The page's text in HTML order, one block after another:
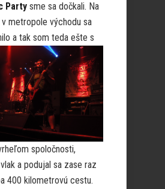
Party sme sa dočkali. Na
metropole východu sa
a tak som teda ešte s
spoločnosti,
a podujal sa zase raz
400 kilometrovú cestu.